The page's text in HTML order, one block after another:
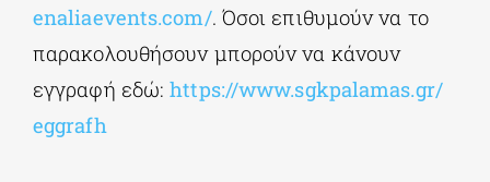
ΔΗΜΟΙ
ΕΚΔΗΛΩΣΕΙΣ
enaliaevents.com/. Όσοι επιθυμούν να το
παρακολουθήσουν μπορούν να κάνουν
εγγραφή εδώ:https://www.sgkpalamas.gr/
eggrafh